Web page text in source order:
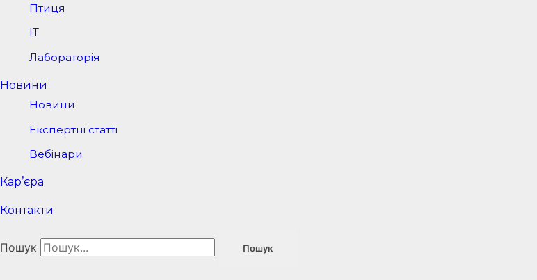
Птиця
IT
Лабораторія
Новини
Новини
Експертні статті
Вебінари
Кар’єра
Контакти
Пошук Пошук